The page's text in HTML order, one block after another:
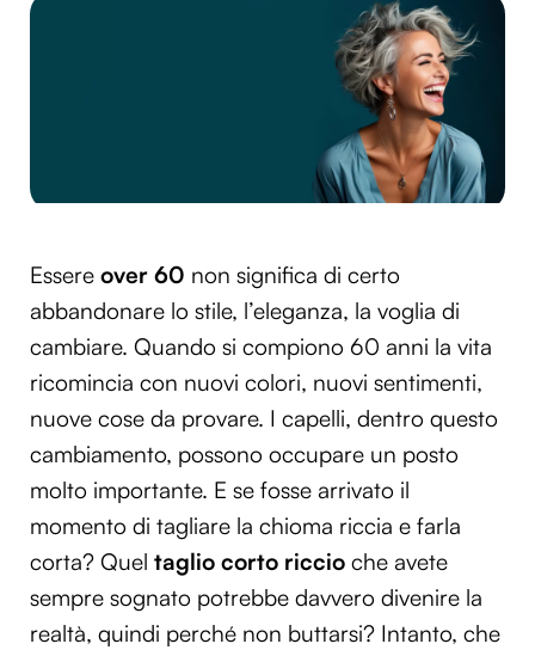
Essere over 60 non significa di certo
abbandonare lo stile, l’eleganza, la voglia di
cambiare. Quando si compiono 60 anni la vita
ricomincia con nuovi colori, nuovi sentimenti,
nuove cose da provare. I capelli, dentro questo
cambiamento, possono occupare un posto
molto importante. E se fosse arrivato il
momento di tagliare la chioma riccia e farla
corta? Quel taglio corto riccio che avete
sempre sognato potrebbe davvero divenire la
realtà, quindi perché non buttarsi? Intanto, che